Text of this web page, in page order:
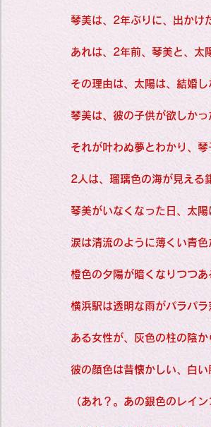
short
Haiku
琴美は、2年ぶりに、出かけ
あれは、2年前、琴美と、太
その理由は、太陽は、結婚し
琴美は、彼の子供が欲しかっ
それが叶わぬ夢とわかり、
2人は、瑠璃色の海が見える
琴美がいなくなった日、太陽
涙は清流のように薄くい青
橙色の夕陽が暗くなりつつあ
横浜駅は透明な雨がパラパラ
ある女性が、灰色の柱の陰か
彼の顔色は昔懐かしい、白い
（あれ？。あの銀色のレイ